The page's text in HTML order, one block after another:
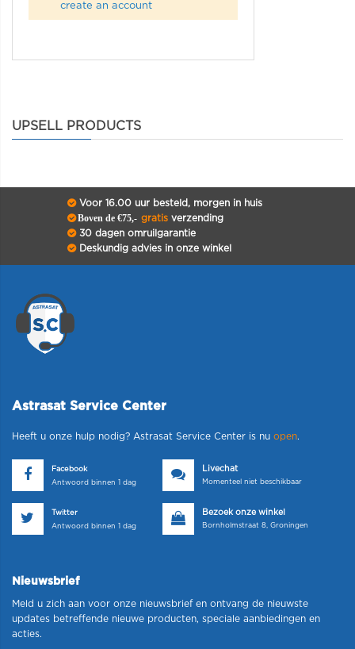
create an account
UPSELL PRODUCTS
Voor 16.00 uur besteld, morgen in huis
Boven de €75,- gratisverzending
30 dagen omruilgarantie
Deskundig advies in onze winkel
Astrasat Service Center
Heeft u onze hulp nodig? Astrasat Service Center is nu open.
Facebook
Antwoord binnen 1 dag
Livechat
Momenteel niet beschikbaar
Twitter
Antwoord binnen 1 dag
Bezoek onze winkel
Bornholmstraat 8, Groningen
Nieuwsbrief
Meld u zich aan voor onze nieuwsbrief en ontvang de nieuwste
updates betreffende nieuwe producten, speciale aanbiedingen en
acties.